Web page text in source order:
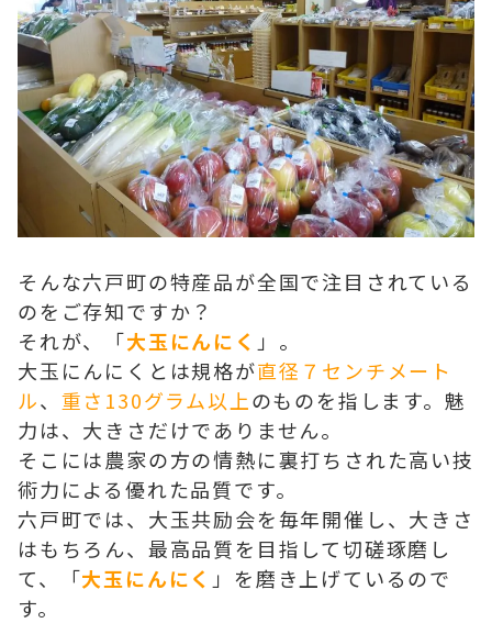
そんな六戸町の特産品が全国で注目されている
のをご存知ですか？
それが、「大玉にんにく 」。
大玉にんにくとは規格が直径７センチメート
ル、 重さ130グラム以上のものを指します。魅
力は、大きさだけでありません。
そこには農家の方の情熱に裏打ちされた高い技
術力による優れた品質です。
六戸町では、大玉共励会を毎年開催し、大きさ
はもちろん、最高品質を目指して切磋琢磨し
て、「大玉にんにく 」を磨き上げているので
す。